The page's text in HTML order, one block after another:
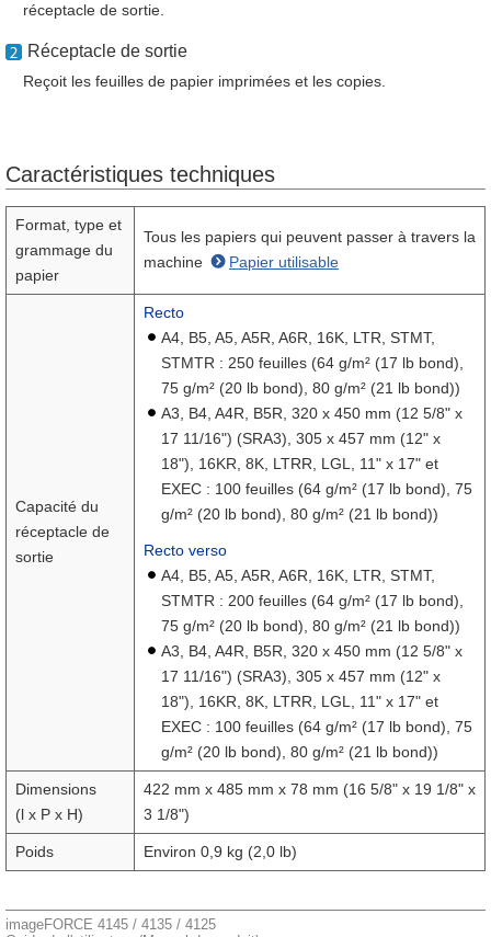
réceptacle de sortie.
Réceptacle de sortie
Reçoit les feuilles de papier imprimées et les copies.
Caractéristiques techniques
Format, type et
grammage du
papier
Tous les papiers qui peuvent passer à travers la
machine
Papier utilisable
Capacité du
réceptacle de
sortie
Recto
A4, B5, A5, A5R, A6R, 16K, LTR, STMT,
STMTR : 250 feuilles (64 g/m² (17 lb bond),
75 g/m² (20 lb bond), 80 g/m² (21 lb bond))
A3, B4, A4R, B5R, 320 x 450 mm (12 5/8" x
17 11/16") (SRA3), 305 x 457 mm (12" x
18"), 16KR, 8K, LTRR, LGL, 11" x 17" et
EXEC : 100 feuilles (64 g/m² (17 lb bond), 75
g/m² (20 lb bond), 80 g/m² (21 lb bond))
Recto verso
A4, B5, A5, A5R, A6R, 16K, LTR, STMT,
STMTR : 200 feuilles (64 g/m² (17 lb bond),
75 g/m² (20 lb bond), 80 g/m² (21 lb bond))
A3, B4, A4R, B5R, 320 x 450 mm (12 5/8" x
17 11/16") (SRA3), 305 x 457 mm (12" x
18"), 16KR, 8K, LTRR, LGL, 11" x 17" et
EXEC : 100 feuilles (64 g/m² (17 lb bond), 75
g/m² (20 lb bond), 80 g/m² (21 lb bond))
Dimensions
(l x P x H)
422 mm x 485 mm x 78 mm (16 5/8" x 19 1/8" x
3 1/8")
Poids Environ 0,9 kg (2,0 lb)
imageFORCE 4145 / 4135 / 4125